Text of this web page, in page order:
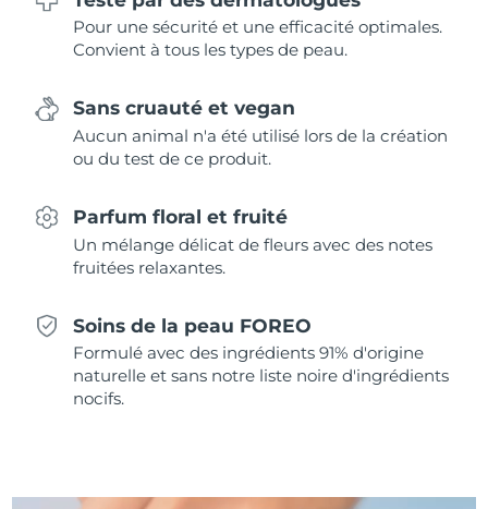
Pour une sécurité et une efficacité optimales.
Convient à tous les types de peau.
Sans cruauté et vegan
Aucun animal n'a été utilisé lors de la création
ou du test de ce produit.
Parfum floral et fruité
Un mélange délicat de fleurs avec des notes
fruitées relaxantes.
Soins de la peau FOREO
Formulé avec des ingrédients 91% d'origine
naturelle et sans notre liste noire d'ingrédients
nocifs.
Singapour Livraison estimée 8/12/26
Slovénie Livraison estimée
Afrique du Sud
Corée du Sud Livraison estimée
Espagne
Suède Livraison estimée
Suisse Livraison estimée8/10/26